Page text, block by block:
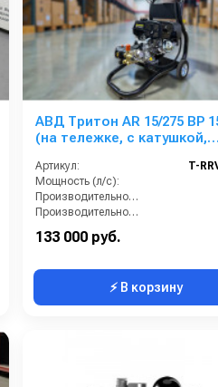
АВД Тритон AR 15/275 ВР
(на тележке, с катушкой,
Артикул:
T-
Мощность (л/с):
Производительность (л/мин):
Производительность (л/ч):
133 000 руб.
⚡ В корзину